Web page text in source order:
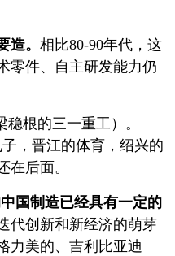
。 相比80-90年代，这
零件、自主研发能力仍
根的三一重工）。
，晋江的体育，绍兴的
后面。
国制造已经具有一定的
代创新和新经济的萌芽
力美的、吉利比亚迪